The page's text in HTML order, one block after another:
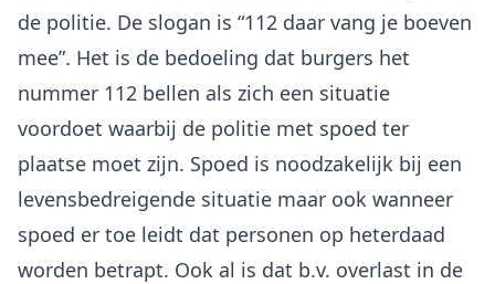
de politie. De slogan is “112 daar vang je boeven
mee”. Het is de bedoeling dat burgers het
nummer 112 bellen als zich een situatie
voordoet waarbij de politie met spoed ter
plaatse moet zijn. Spoed is noodzakelijk bij een
levensbedreigende situatie maar ook wanneer
spoed er toe leidt dat personen op heterdaad
worden betrapt. Ook al is dat b.v. overlast in de